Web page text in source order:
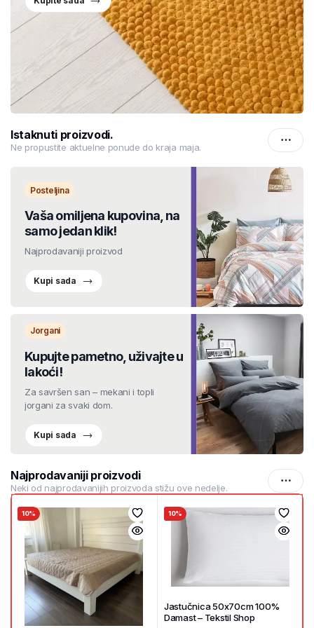
Istaknuti proizvodi.
Ne propustite aktuelne ponude do kraja maja.
Posteljina
Vaša omiljena kupovina, na
samo jedan klik!
Najprodavaniji proizvod
Kupi sada
Jorgani
Kupujte pametno, uživajte u
lakoći!
Za savršen san – mekani i topli
jorgani za svaki dom.
Kupi sada
Najprodavaniji proizvodi
Neki od najprodavanijih proizvoda stižu ove nedelje.
Jastučnica 50x70cm 100%
Damast – Tekstil Shop
10%